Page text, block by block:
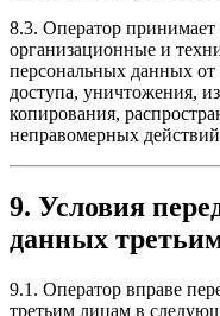
8.3. Оператор
организационные и
персональных данных
доступа, уничтожения,
копирования,
неправомерных
9. Условия
данных
9.1. Оператор вправе
третьим лицам в